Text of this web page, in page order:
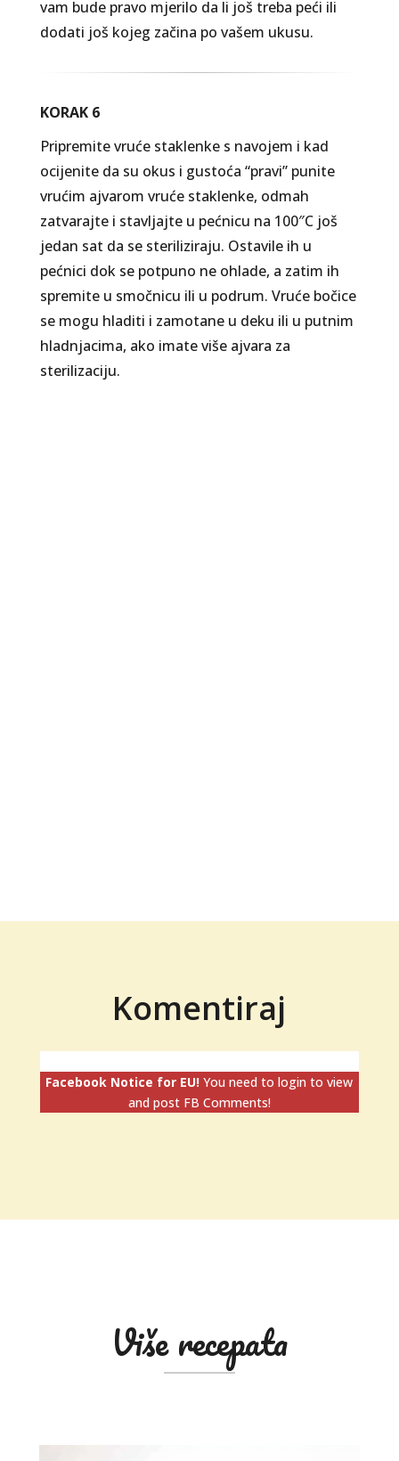
vam bude pravo mjerilo da li još treba peći ili
dodati još kojeg začina po vašem ukusu.
KORAK 6
Pripremite vruće staklenke s navojem i kad
ocijenite da su okus i gustoća “pravi” punite
vrućim ajvarom vruće staklenke, odmah
zatvarajte i stavljajte u pećnicu na 100″C još
jedan sat da se steriliziraju. Ostavile ih u
pećnici dok se potpuno ne ohlade, a zatim ih
spremite u smočnicu ili u podrum. Vruće bočice
se mogu hladiti i zamotane u deku ili u putnim
hladnjacima, ako imate više ajvara za
sterilizaciju.
Komentiraj
Facebook Notice for EU! You need to login to view
and post FB Comments!
Više recepata